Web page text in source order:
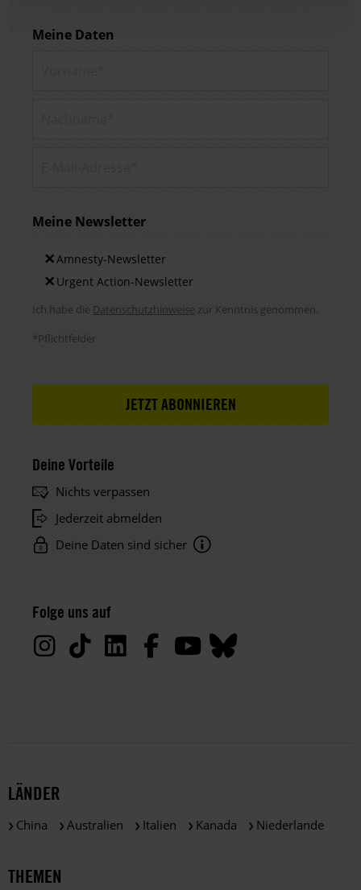
Meine Daten
Meine Newsletter
×Amnesty-Newsletter
× Urgent Action-Newsletter
Hinweis DSE
Ich habe die Datenschutzhinweise zur Kenntnis genommen.
*Pflichtfelder
Deine Vorteile
Nichts verpassen
Jederzeit abmelden
Deine Daten sind sicher
Daten
werden
gesetzlichen
Folge uns auf
LÄNDER
China Australien Italien Kanada Niederlande
THEMEN